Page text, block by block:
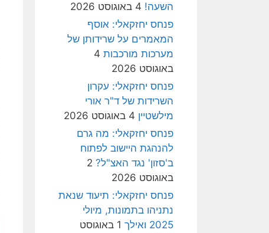
השעה! 4 באוגוסט 2026
פנחס יחזקאלי: אוסף
המאמרים על שרידותן של
מערכות מורכבות 4
באוגוסט 2026
פנחס יחזקאלי: עקרון
השרידות של ד"ר אורי
מילשטיין 4 באוגוסט 2026
פנחס יחזקאלי: מה גרם
להנהגת היישוב לפתוח
ב'סזון' נגד האצ"ל? 2
באוגוסט 2026
פנחס יחזקאלי: תיעוד שנאת
נתניהו בתמונות, מיולי
2025 ואילך
1 באוגוסט